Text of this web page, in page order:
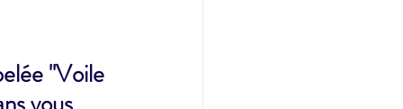
"Voile